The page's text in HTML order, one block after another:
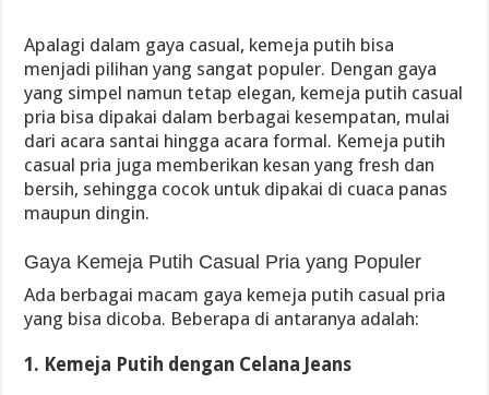
Apalagi dalam gaya casual, kemeja putih bisa
menjadi pilihan yang sangat populer. Dengan gaya
yang simpel namun tetap elegan, kemeja putih casual
pria bisa dipakai dalam berbagai kesempatan, mulai
dari acara santai hingga acara formal. Kemeja putih
casual pria juga memberikan kesan yang fresh dan
bersih, sehingga cocok untuk dipakai di cuaca panas
maupun dingin.
Gaya Kemeja Putih Casual Pria yang Populer
Ada berbagai macam gaya kemeja putih casual pria
yang bisa dicoba. Beberapa di antaranya adalah:
1. Kemeja Putih dengan Celana Jeans